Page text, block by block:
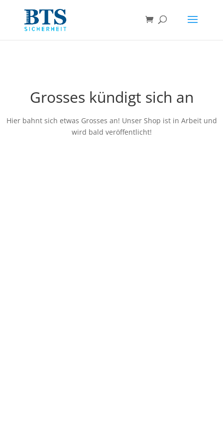
Grosses kündigt sich an
Hier bahnt sich etwas Grosses an! Unser Shop ist in Arbeit und
wird bald veröffentlicht!